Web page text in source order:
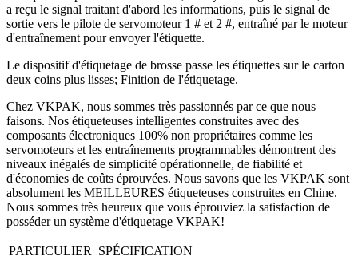
a reçu le signal traitant d'abord les informations, puis le signal de
sortie vers le pilote de servomoteur 1 # et 2 #, entraîné par le moteur
d'entraînement pour envoyer l'étiquette.
Le dispositif d'étiquetage de brosse passe les étiquettes sur le carton
deux coins plus lisses; Finition de l'étiquetage.
Chez VKPAK, nous sommes très passionnés par ce que nous
faisons. Nos étiqueteuses intelligentes construites avec des
composants électroniques 100% non propriétaires comme les
servomoteurs et les entraînements programmables démontrent des
niveaux inégalés de simplicité opérationnelle, de fiabilité et
d'économies de coûts éprouvées. Nous savons que les VKPAK sont
absolument les MEILLEURES étiqueteuses construites en Chine.
Nous sommes très heureux que vous éprouviez la satisfaction de
posséder un système d'étiquetage VKPAK!
PARTICULIER
SPÉCIFICATION